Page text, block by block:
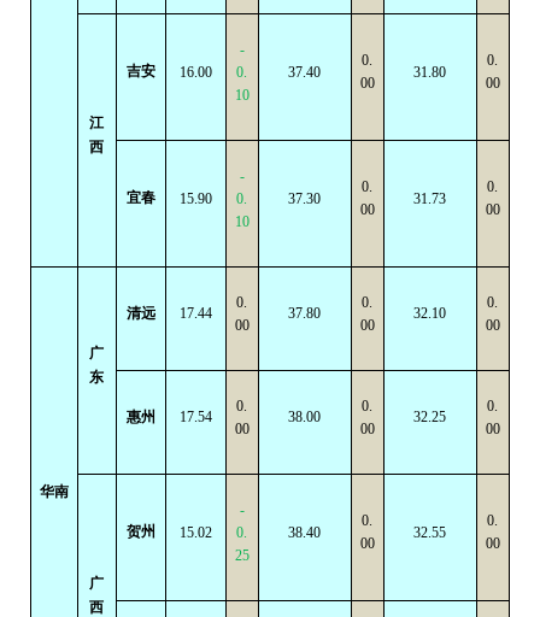
江
西
吉安 16.00
-
0.
10
37.40
0.
00
31.80
0.
00
宜春 15.90
-
0.
10
37.30
0.
00
31.73
0.
00
华南
广
东
清远 17.44
0.
00
37.80
0.
00
32.10
0.
00
惠州 17.54
0.
00
38.00
0.
00
32.25
0.
00
广
西
贺州 15.02
-
0.
25
38.40
0.
00
32.55
0.
00